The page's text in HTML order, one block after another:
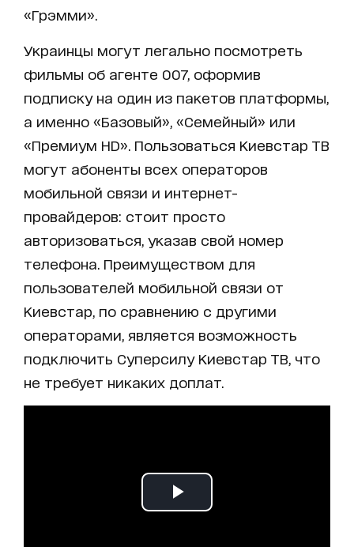
«Грэмми».
Украинцы могут легально посмотреть
фильмы об агенте 007, оформив
подписку на один из пакетов платформы,
а именно «Базовый», «Семейный» или
«Премиум HD». Пользоваться Киевстар ТВ
могут абоненты всех операторов
мобильной связи и интернет-
провайдеров: стоит просто
авторизоваться, указав свой номер
телефона. Преимуществом для
пользователей мобильной связи от
Киевстар, по сравнению с другими
операторами, является возможность
подключить Суперсилу Киевстар ТВ, что
не требует никаких доплат.